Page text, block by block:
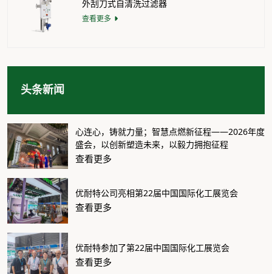
外刮刀式自清洗过滤器
查看更多
头条新闻
心连心，铸就力量；智慧点燃新征程——2026年度
盛会，以创新塑造未来，以毅力拥抱征程
查看更多
优耐特公司亮相第22届中国国际化工展览会
查看更多
优耐特参加了第22届中国国际化工展览会
查看更多